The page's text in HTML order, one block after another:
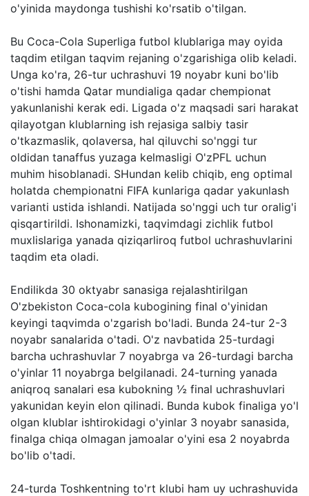
o'yinida maydonga tushishi ko'rsatib o'tilgan.
Bu Coca-Cola Superliga futbol klublariga may oyida
taqdim etilgan taqvim rejaning o'zgarishiga olib keladi.
Unga ko'ra, 26-tur uchrashuvi 19 noyabr kuni bo'lib
o'tishi hamda Qatar mundialiga qadar chempionat
yakunlanishi kerak edi. Ligada o'z maqsadi sari harakat
qilayotgan klublarning ish rejasiga salbiy tasir
o'tkazmaslik, qolaversa, hal qiluvchi so'nggi tur
oldidan tanaffus yuzaga kelmasligi O'zPFL uchun
muhim hisoblanadi. SHundan kelib chiqib, eng optimal
holatda chempionatni FIFA kunlariga qadar yakunlash
varianti ustida ishlandi. Natijada so'nggi uch tur oralig'i
qisqartirildi. Ishonamizki, taqvimdagi zichlik futbol
muxlislariga yanada qiziqarliroq futbol uchrashuvlarini
taqdim eta oladi.
Endilikda 30 oktyabr sanasiga rejalashtirilgan
O'zbekiston Coca-cola kubogining final o'yinidan
keyingi taqvimda o'zgarish bo'ladi. Bunda 24-tur 2-3
noyabr sanalarida o'tadi. O'z navbatida 25-turdagi
barcha uchrashuvlar 7 noyabrga va 26-turdagi barcha
o'yinlar 11 noyabrga belgilanadi. 24-turning yanada
aniqroq sanalari esa kubokning ½ final uchrashuvlari
yakunidan keyin elon qilinadi. Bunda kubok finaliga yo'l
olgan klublar ishtirokidagi o'yinlar 3 noyabr sanasida,
finalga chiqa olmagan jamoalar o'yini esa 2 noyabrda
bo'lib o'tadi.
24-turda Toshkentning to'rt klubi ham uy uchrashuvida